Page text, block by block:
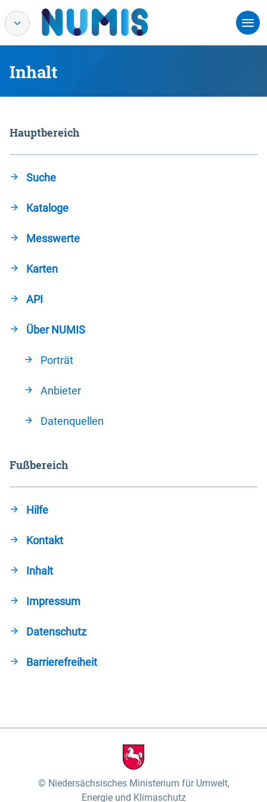
Inhalt
Hauptbereich
Suche
Kataloge
Messwerte
Karten
API
Über NUMIS
Porträt
Anbieter
Datenquellen
Fußbereich
Hilfe
Kontakt
Inhalt
Impressum
Datenschutz
Barrierefreiheit
Niedersächsisches Ministerium für Umwelt,
Energie und Klimaschutz